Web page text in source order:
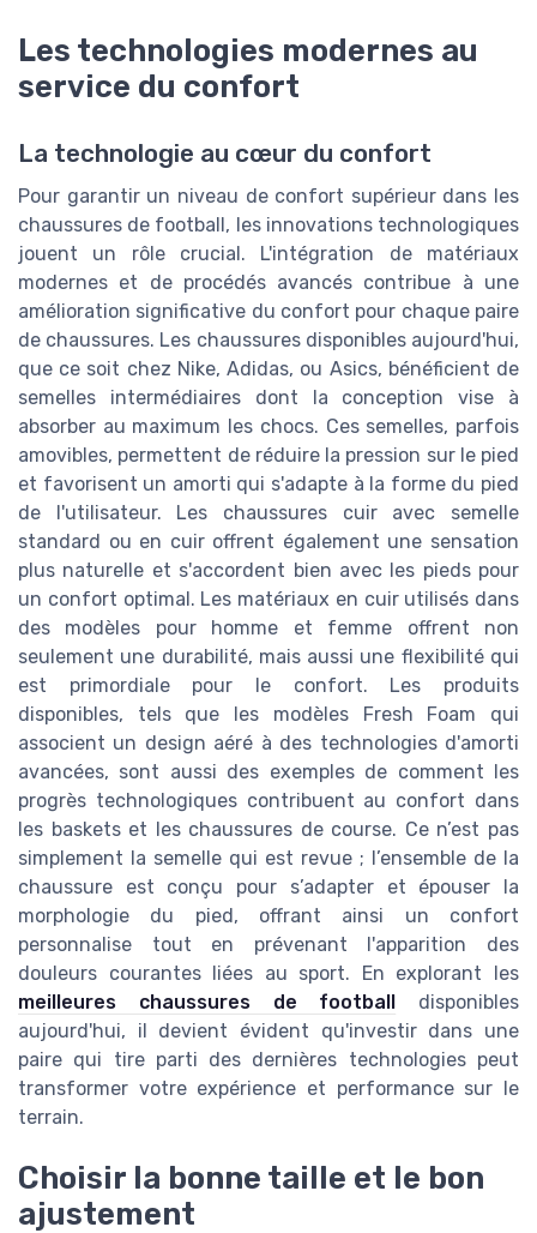
Les technologies modernes au
service du confort
La technologie au cœur du confort
Pour garantir un niveau de confort supérieur dans les
chaussures de football, les innovations technologiques
jouent un rôle crucial. L'intégration de matériaux
modernes et de procédés avancés contribue à une
amélioration significative du confort pour chaque paire
de chaussures. Les chaussures disponibles aujourd'hui,
que ce soit chez Nike, Adidas, ou Asics, bénéficient de
semelles intermédiaires dont la conception vise à
absorber au maximum les chocs. Ces semelles, parfois
amovibles, permettent de réduire la pression sur le pied
et favorisent un amorti qui s'adapte à la forme du pied
de l'utilisateur. Les chaussures cuir avec semelle
standard ou en cuir offrent également une sensation
plus naturelle et s'accordent bien avec les pieds pour
un confort optimal. Les matériaux en cuir utilisés dans
des modèles pour homme et femme offrent non
seulement une durabilité, mais aussi une flexibilité qui
est primordiale pour le confort. Les produits
disponibles, tels que les modèles Fresh Foam qui
associent un design aéré à des technologies d'amorti
avancées, sont aussi des exemples de comment les
progrès technologiques contribuent au confort dans
les baskets et les chaussures de course. Ce n’est pas
simplement la semelle qui est revue ; l’ensemble de la
chaussure est conçu pour s’adapter et épouser la
morphologie du pied, offrant ainsi un confort
personnalise tout en prévenant l'apparition des
douleurs courantes liées au sport. En explorant les
meilleures chaussures de football
disponibles
aujourd'hui, il devient évident qu'investir dans une
paire qui tire parti des dernières technologies peut
transformer votre expérience et performance sur le
terrain.
Choisir la bonne taille et le bon
ajustement